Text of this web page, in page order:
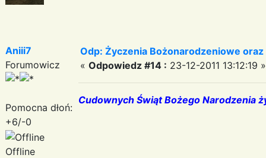
Aniii7
Forumowicz
Pomocna dłoń:
+6/-0
Offline
Odp: Życzenia Bożonarodzeniowe
« Odpowiedz #14 : 23-12-2011 13:12:19 »
Cudownych Świąt Bożego Narodzenia